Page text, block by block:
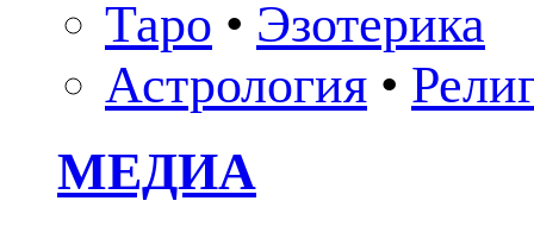
Таро • Эзотерика
Астрология •
МЕДИА